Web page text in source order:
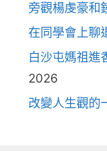
旁觀楊虔豪和
在同學會上聊
白沙屯媽祖進
2026
改變人生觀的